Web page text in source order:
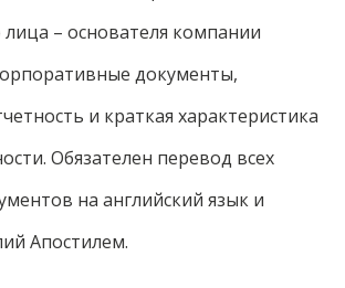
– основателя компании
документы,
и краткая характеристика
Обязателен перевод всех
на английский язык и
Апостилем.